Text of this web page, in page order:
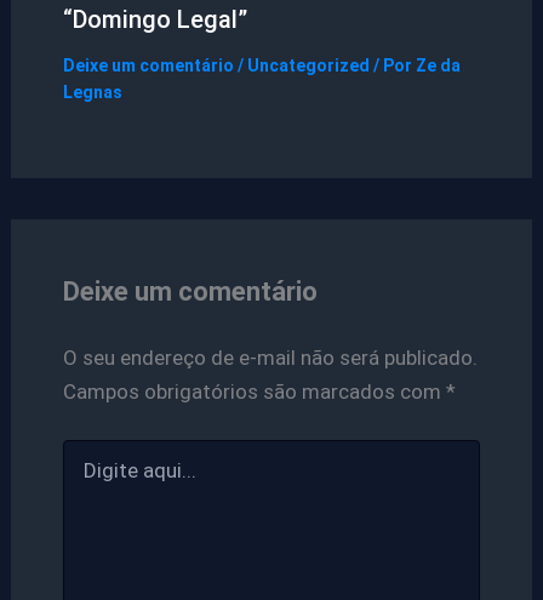
“Domingo Legal”
Deixe um comentário / Uncategorized / Por Ze da
Legnas
Deixe um comentário
O seu endereço de e-mail não será publicado.
Campos obrigatórios são marcados com *
aqui...